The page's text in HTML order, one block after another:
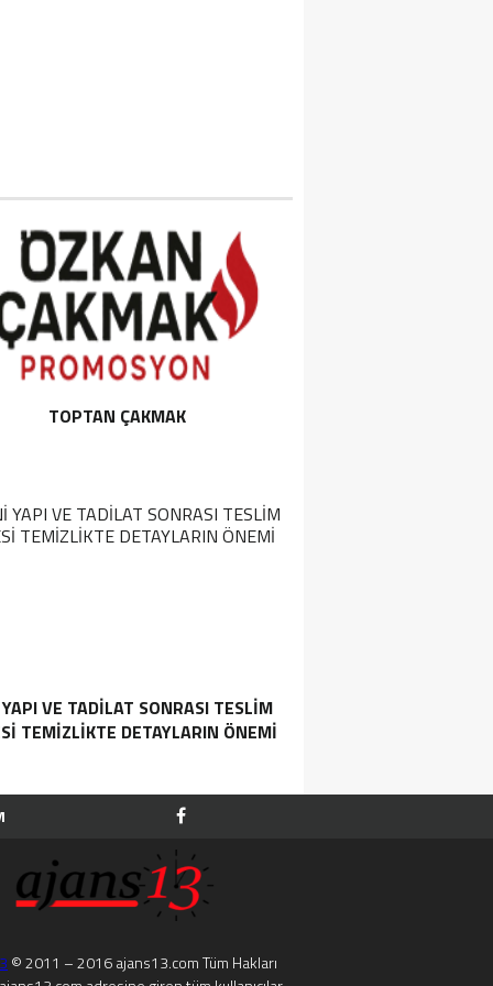
TOPTAN ÇAKMAK
VE TADILAT SONRASI TESLIM
TEMIZLIKTE DETAYLARIN ÖNEMI
© 2011 – 2016 ajans13.com Tüm Hakları